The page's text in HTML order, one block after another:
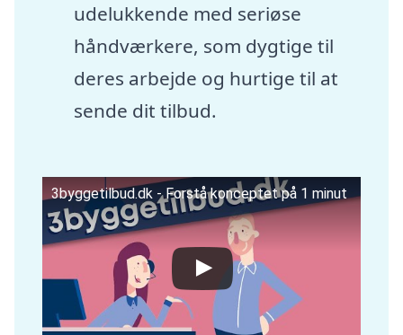
udelukkende med seriøse
håndværkere, som dygtige til
deres arbejde og hurtige til at
sende dit tilbud.
3byggetilbud.dk - Forstå konceptet på 1 minut